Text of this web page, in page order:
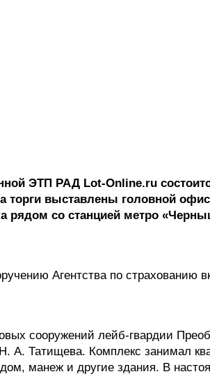
ЭТП РАД Lot-Online.ru
выставлены головной
рядом со станцией метро
Агентства по страхованию
сооружений лейб-гвардии
Н. А. Татищева. Комплекс занимал
манеж и другие здания. В